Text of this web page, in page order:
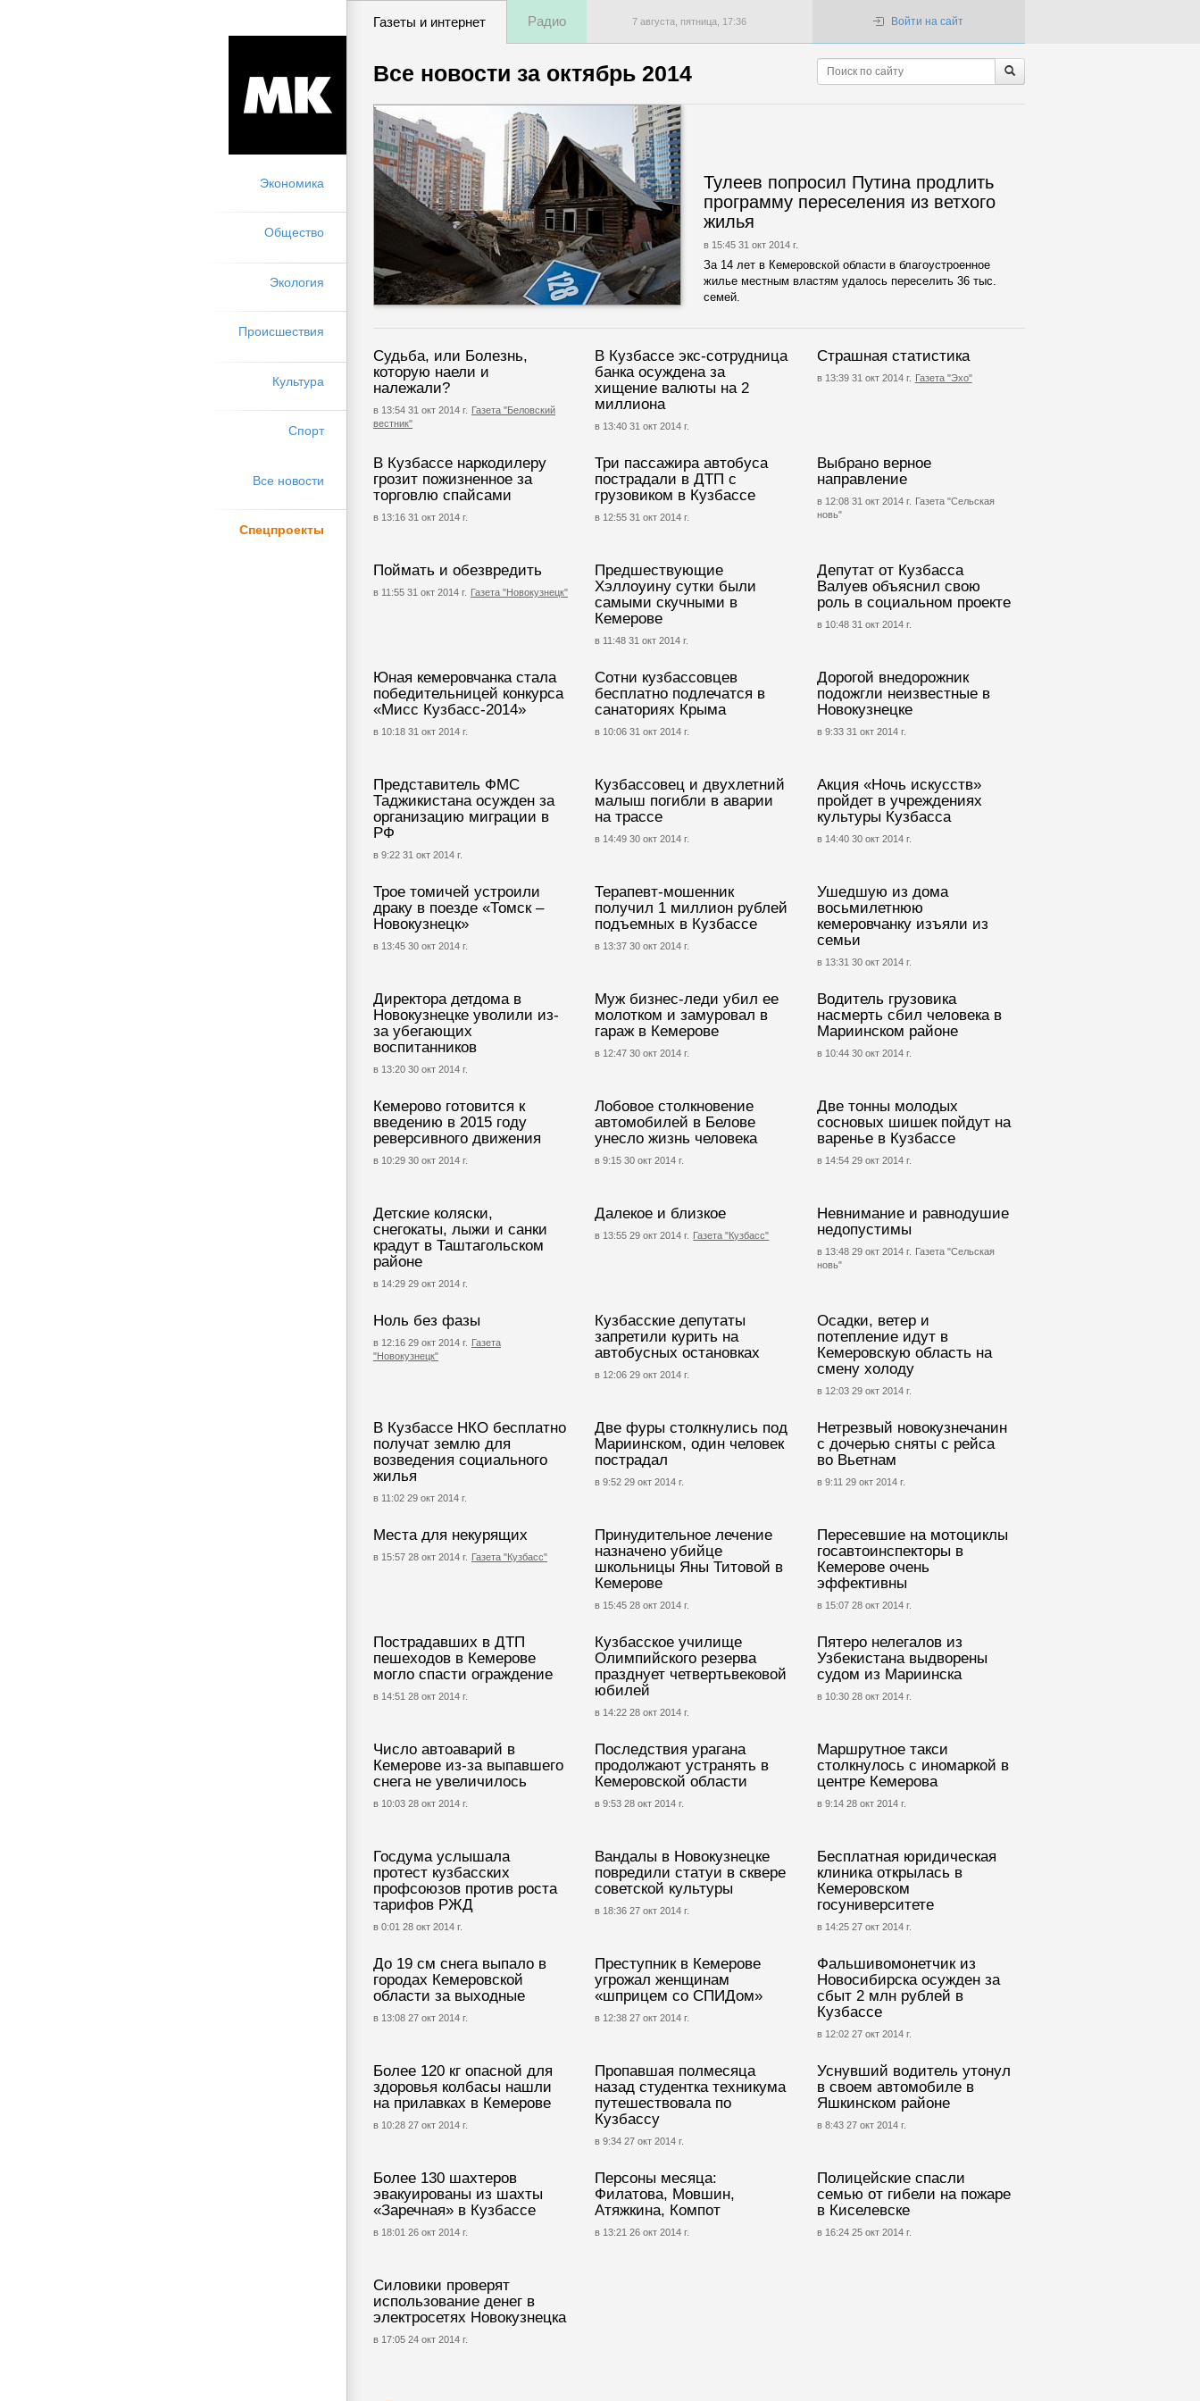
Экономика
Общество
Экология
Происшествия
Культура
Спорт
Все новости
Спецпроекты
Газеты и интернет Радио 7 августа, пятница, 17:36 Войти на сайт
Все новости за октябрь 2014
Тулеев попросил Путина продлить
программу переселения из ветхого
жилья
в 15:45 31 окт 2014 г.
За 14 лет в Кемеровской области в благоустроенное
жилье местным властям удалось переселить 36 тыс.
семей.
Судьба, или Болезнь,
которую наели и
належали?
в 13:54 31 окт 2014 г. Газета "Беловский
вестник"
В Кузбассе экс-сотрудница
банка осуждена за
хищение валюты на 2
миллиона
в 13:40 31 окт 2014 г.
Страшная статистика
в 13:39 31 окт 2014 г. Газета "Эхо"
В Кузбассе наркодилеру
грозит пожизненное за
торговлю спайсами
в 13:16 31 окт 2014 г.
Три пассажира автобуса
пострадали в ДТП с
грузовиком в Кузбассе
в 12:55 31 окт 2014 г.
Выбрано верное
направление
в 12:08 31 окт 2014 г. Газета "Сельская
новь"
Поймать и обезвредить
в 11:55 31 окт 2014 г. Газета "Новокузнецк"
Предшествующие
Хэллоуину сутки были
самыми скучными в
Кемерове
в 11:48 31 окт 2014 г.
Депутат от Кузбасса
Валуев объяснил свою
роль в социальном проекте
в 10:48 31 окт 2014 г.
Юная кемеровчанка стала
победительницей конкурса
«Мисс Кузбасс-2014»
в 10:18 31 окт 2014 г.
Сотни кузбассовцев
бесплатно подлечатся в
санаториях Крыма
в 10:06 31 окт 2014 г.
Дорогой внедорожник
подожгли неизвестные в
Новокузнецке
в 9:33 31 окт 2014 г.
Представитель ФМС
Таджикистана осужден за
организацию миграции в
РФ
в 9:22 31 окт 2014 г.
Кузбассовец и двухлетний
малыш погибли в аварии
на трассе
в 14:49 30 окт 2014 г.
Акция «Ночь искусств»
пройдет в учреждениях
культуры Кузбасса
в 14:40 30 окт 2014 г.
Трое томичей устроили
драку в поезде «Томск –
Новокузнецк»
в 13:45 30 окт 2014 г.
Терапевт-мошенник
получил 1 миллион рублей
подъемных в Кузбассе
в 13:37 30 окт 2014 г.
Ушедшую из дома
восьмилетнюю
кемеровчанку изъяли из
семьи
в 13:31 30 окт 2014 г.
Директора детдома в
Новокузнецке уволили из-
за убегающих
воспитанников
в 13:20 30 окт 2014 г.
Муж бизнес-леди убил ее
молотком и замуровал в
гараж в Кемерове
в 12:47 30 окт 2014 г.
Водитель грузовика
насмерть сбил человека в
Мариинском районе
в 10:44 30 окт 2014 г.
Кемерово готовится к
введению в 2015 году
реверсивного движения
в 10:29 30 окт 2014 г.
Лобовое столкновение
автомобилей в Белове
унесло жизнь человека
в 9:15 30 окт 2014 г.
Две тонны молодых
сосновых шишек пойдут на
варенье в Кузбассе
в 14:54 29 окт 2014 г.
Детские коляски,
снегокаты, лыжи и санки
крадут в Таштагольском
районе
в 14:29 29 окт 2014 г.
Далекое и близкое
в 13:55 29 окт 2014 г. Газета "Кузбасс"
Невнимание и равнодушие
недопустимы
в 13:48 29 окт 2014 г. Газета "Сельская
новь"
Ноль без фазы
в 12:16 29 окт 2014 г. Газета
"Новокузнецк"
Кузбасские депутаты
запретили курить на
автобусных остановках
в 12:06 29 окт 2014 г.
Осадки, ветер и
потепление идут в
Кемеровскую область на
смену холоду
в 12:03 29 окт 2014 г.
В Кузбассе НКО бесплатно
получат землю для
возведения социального
жилья
в 11:02 29 окт 2014 г.
Две фуры столкнулись под
Мариинском, один человек
пострадал
в 9:52 29 окт 2014 г.
Нетрезвый новокузнечанин
с дочерью сняты с рейса
во Вьетнам
в 9:11 29 окт 2014 г.
Места для некурящих
в 15:57 28 окт 2014 г. Газета "Кузбасс"
Принудительное лечение
назначено убийце
школьницы Яны Титовой в
Кемерове
в 15:45 28 окт 2014 г.
Пересевшие на мотоциклы
госавтоинспекторы в
Кемерове очень
эффективны
в 15:07 28 окт 2014 г.
Пострадавших в ДТП
пешеходов в Кемерове
могло спасти ограждение
в 14:51 28 окт 2014 г.
Кузбасское училище
Олимпийского резерва
празднует четвертьвековой
юбилей
в 14:22 28 окт 2014 г.
Пятеро нелегалов из
Узбекистана выдворены
судом из Мариинска
в 10:30 28 окт 2014 г.
Число автоаварий в
Кемерове из-за выпавшего
снега не увеличилось
в 10:03 28 окт 2014 г.
Последствия урагана
продолжают устранять в
Кемеровской области
в 9:53 28 окт 2014 г.
Маршрутное такси
столкнулось с иномаркой в
центре Кемерова
в 9:14 28 окт 2014 г.
Госдума услышала
протест кузбасских
профсоюзов против роста
тарифов РЖД
в 0:01 28 окт 2014 г.
Вандалы в Новокузнецке
повредили статуи в сквере
советской культуры
в 18:36 27 окт 2014 г.
Бесплатная юридическая
клиника открылась в
Кемеровском
госуниверситете
в 14:25 27 окт 2014 г.
До 19 см снега выпало в
городах Кемеровской
области за выходные
в 13:08 27 окт 2014 г.
Преступник в Кемерове
угрожал женщинам
«шприцем со СПИДом»
в 12:38 27 окт 2014 г.
Фальшивомонетчик из
Новосибирска осужден за
сбыт 2 млн рублей в
Кузбассе
в 12:02 27 окт 2014 г.
Более 120 кг опасной для
здоровья колбасы нашли
на прилавках в Кемерове
в 10:28 27 окт 2014 г.
Пропавшая полмесяца
назад студентка техникума
путешествовала по
Кузбассу
в 9:34 27 окт 2014 г.
Уснувший водитель утонул
в своем автомобиле в
Яшкинском районе
в 8:43 27 окт 2014 г.
Более 130 шахтеров
эвакуированы из шахты
«Заречная» в Кузбассе
в 18:01 26 окт 2014 г.
Персоны месяца:
Филатова, Мовшин,
Атяжкина, Компот
в 13:21 26 окт 2014 г.
Полицейские спасли
семью от гибели на пожаре
в Киселевске
в 16:24 25 окт 2014 г.
Силовики проверят
использование денег в
электросетях Новокузнецка
в 17:05 24 окт 2014 г.